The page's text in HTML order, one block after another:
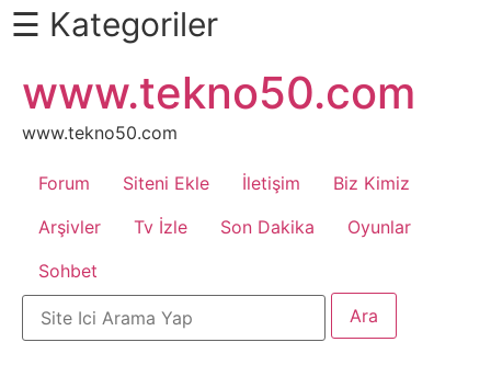
Daha
Fazlası
İçin
Kaydır
Android
Apk
Arabalar
☰ Kategoriler
atla
www.tekno50.com
www.tekno50.com
Forum Siteni Ekle İletişim
Biz Kimiz
Arşivler
Tv İzle Son Dakika
Oyunlar
Sohbet